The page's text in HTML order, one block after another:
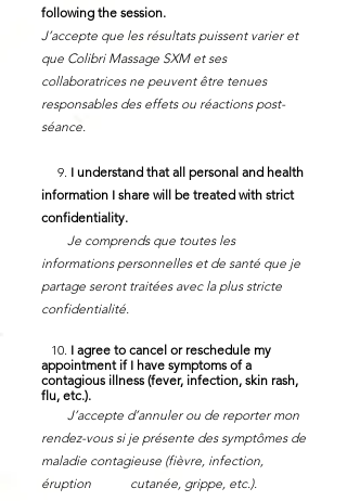
following the session.
J’accepte que les résultats puissent varier et
que Colibri Massage SXM et ses
collaboratrices ne peuvent être tenues
responsables des effets ou réactions post-
séance.
9. I understand that all personal and health
information I share will be treated with strict
confidentiality.
Je comprends que toutes les
informations personnelles et de santé que je
partage seront traitées avec la plus stricte
confidentialité.
10. I agree to cancel or reschedule my
appointment if I have symptoms of a
contagious illness (fever, infection, skin rash,
flu, etc.).
J’accepte d’annuler ou de reporter mon
rendez-vous si je présente des symptômes de
maladie contagieuse (fièvre, infection,
éruption cutanée, grippe, etc.).